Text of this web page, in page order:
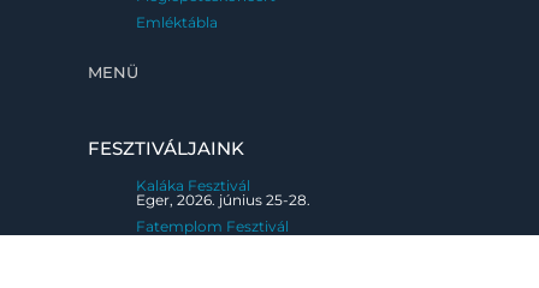
Emléktábla
MENÜ
FESZTIVÁLJAINK
Kaláka Fesztivál
Eger, 2026. június 25-28.
Fatemplom Fesztivál
Magyarföld, 2026. július 10-12.